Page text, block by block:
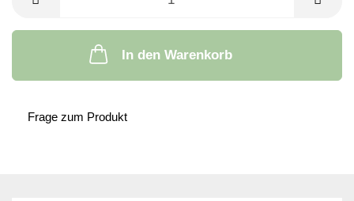
In den Warenkorb
Frage zum Produkt